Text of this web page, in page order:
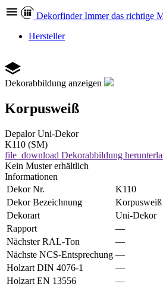
Dekorfinder Immer das richtige
Hersteller
Dekorabbildung anzeigen
Korpusweiß
Depalor Uni-Dekor
K110 (SM)
file_download Dekorabbildung
Kein Muster erhältlich
Informationen
Dekor Nr.
K110
Dekor Bezeichnung
Korpusweiß
Dekorart
Uni-Dekor
Rapport
—
Nächster RAL-Ton
—
Nächste NCS-Entsprechung —
Holzart DIN 4076-1
—
Holzart EN 13556
—